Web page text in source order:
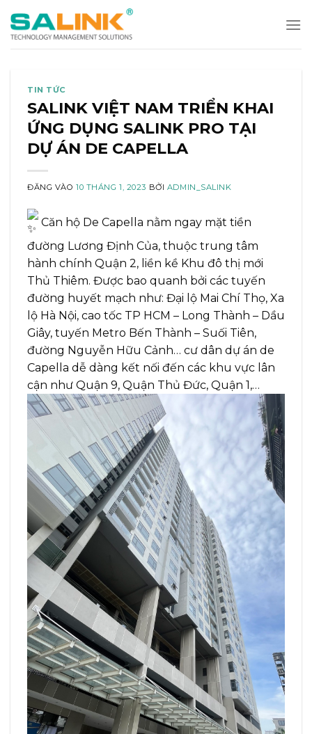
qua
nội
TIN TỨC
SALINK VIỆT NAM TRIỂN KHAI
ỨNG DỤNG SALINK PRO TẠI
DỰ ÁN DE CAPELLA
ĐĂNG VÀO10 THÁNG 1, 2023 BỞI ADMIN_SALINK
Căn hộ De Capella nằm ngay mặt tiền
đường Lương Định Của, thuộc trung tâm
hành chính Quận 2, liền kề Khu đô thị mới
Thủ Thiêm. Được bao quanh bởi các tuyến
đường huyết mạch như: Đại lộ Mai Chí Thọ, Xa
lộ Hà Nội, cao tốc TP HCM – Long Thành – Dầu
Giây, tuyến Metro Bến Thành – Suối Tiên,
đường Nguyễn Hữu Cảnh… cư dân dự án de
Capella dễ dàng kết nối đến các khu vực lân
cận như Quận 9, Quận Thủ Đức, Quận 1,…